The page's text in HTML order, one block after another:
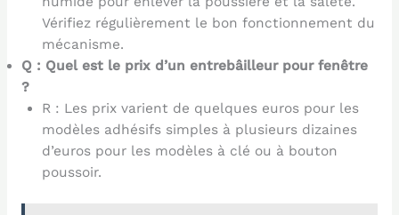
Vérifiez régulièrement le bon fonctionnement du
mécanisme.
Q : Quel est le prix d’un entrebâilleur pour fenêtre
?
R : Les prix varient de quelques euros pour les
modèles adhésifs simples à plusieurs dizaines
d’euros pour les modèles à clé ou à bouton
poussoir.